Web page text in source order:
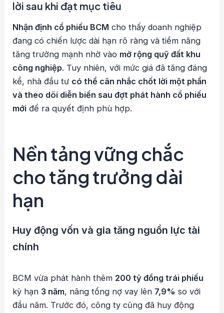
lời sau khi đạt mục tiêu
Nhận định cổ phiếu BCM cho thấy doanh nghiệp
đang có chiến lược dài hạn rõ ràng và tiềm năng
tăng trưởng mạnh nhờ vào mở rộng quỹ đất khu
công nghiệp. Tuy nhiên, với mức giá đã tăng đáng
kể, nhà đầu tư có thể cân nhắc chốt lời một phần
và theo dõi diễn biến sau đợt phát hành cổ phiếu
mới để ra quyết định phù hợp.
Nền tảng vững chắc
cho tăng trưởng dài
hạn
Huy động vốn và gia tăng nguồn lực tài
chính
BCM vừa phát hành thêm 200 tỷ đồng trái phiếu
kỳ hạn 3 năm, nâng tổng nợ vay lên 7,9% so với
đầu năm. Trước đó, công ty cũng đã huy động